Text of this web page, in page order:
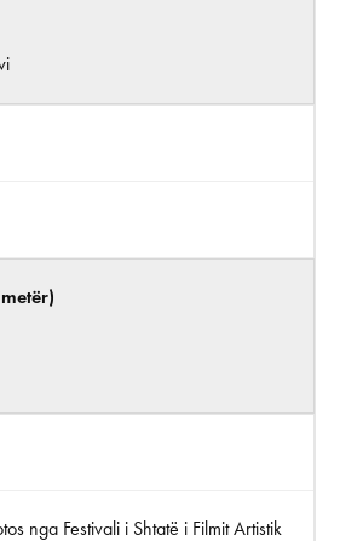
nga Festivali i Shtatë i Filmit Artistik